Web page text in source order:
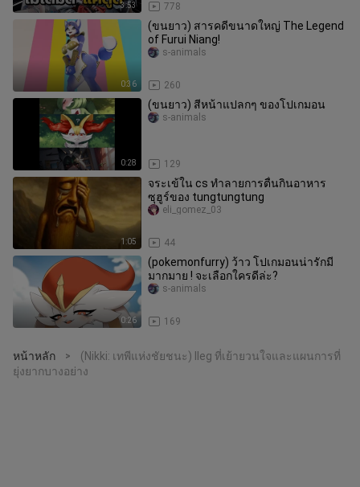
3:53 778
0:36
(ขนยาว) สารคดีขนาดใหญ่ The Legend
of Furui Niang!
260
s-animals
0:28
(ขนยาว) สีหน้าแปลกๆ ของโปเกมอน
129
s-animals
1:05
จระเข้ใน cs ทำลายการตื่นกินอาหาร
ซุฮูร์ของ tungtungtung
44
eli_gomez_03
0:26
(pokemonfurry) ว้าว โปเกมอนน่ารักมี
มากมาย ! จะเลือกใครดีล่ะ?
169
s-animals
หน้าหลัก >
(Nikki: เทพีแห่งชัยชนะ) Ileg ที่เย้ายวนใจและแผนการที่
ยุ่งยากบางอย่าง